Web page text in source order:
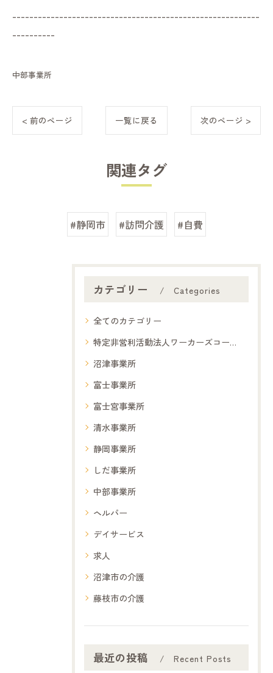
----------------------------------------------------------
----------
中部事業所
< 前のページ 一覧に戻る 次のページ >
関連タグ
#静岡市 #訪問介護 #自費
カテゴリー Categories
全てのカテゴリー
特定非営利活動法人ワーカーズコープ夢コープ
沼津事業所
富士事業所
富士宮事業所
清水事業所
静岡事業所
しだ事業所
中部事業所
ヘルパー
デイサービス
求人
沼津市の介護
藤枝市の介護
最近の投稿 Recent Posts